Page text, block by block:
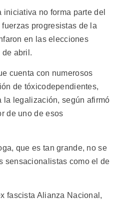
iniciativa no forma parte del
progresistas de la
en las elecciones
de abril.
cuenta con numerosos
de tóxicodependientes,
la legalización, según afirmó
de uno de esos
que es tan grande, no se
sensacionalistas como el de
fascista Alianza Nacional,